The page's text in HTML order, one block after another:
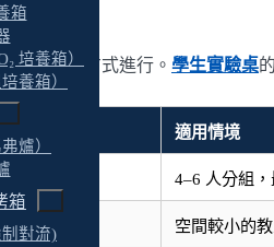
箱
培養箱）
養箱）
爐）
箱
對流)
人一組的方式進行。 學生實驗桌
適用情境
4–6 人分組
空間較小的